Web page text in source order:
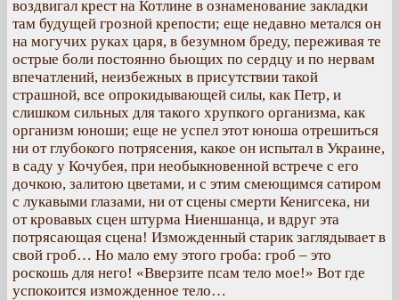
воздвигал крест на Котлине в ознаменование закладки
там будущей грозной крепости; еще недавно метался он
на могучих руках царя, в безумном бреду, переживая те
острые боли постоянно бьющих по сердцу и по нервам
впечатлений, неизбежных в присутствии такой
страшной, все опрокидывающей силы, как Петр, и
слишком сильных для такого хрупкого организма, как
организм юноши; еще не успел этот юноша отрешиться
ни от глубокого потрясения, какое он испытал в Украине,
в саду у Кочубея, при необыкновенной встрече с его
дочкою, залитою цветами, и с этим смеющимся сатиром
с лукавыми глазами, ни от сцены смерти Кенигсека, ни
от кровавых сцен штурма Ниеншанца, и вдруг эта
потрясающая сцена! Изможденный старик заглядывает в
свой гроб… Но мало ему этого гроба: гроб – это
роскошь для него! «Вверзите псам тело мое!» Вот где
успокоится изможденное тело…